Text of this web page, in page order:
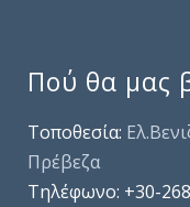
Πού θα μας
Τοποθεσία:
Πρέβεζα
Τηλέφωνo: +30-